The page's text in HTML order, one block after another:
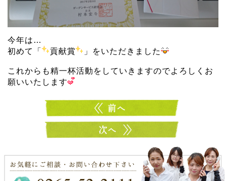
今年は…
初めて「
貢献賞 」をいただきました
これからも精一杯活動をしていきますのでよろしくお
願いいたします